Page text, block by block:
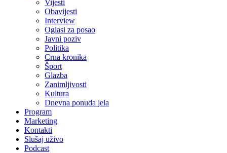
Vijesti
Obavijesti
Interview
Oglasi za posao
Javni poziv
Politika
Crna kronika
Šport
Glazba
Zanimljivosti
Kultura
Dnevna ponuda jela
Program
Marketing
Kontakti
Slušaj uživo
Podcast